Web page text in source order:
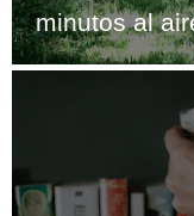
minutos al